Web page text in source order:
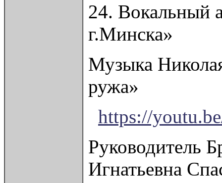
24. Вокальный
г.Минска»
Музыка
ружа»
https://
Руководитель
Игнатьевна